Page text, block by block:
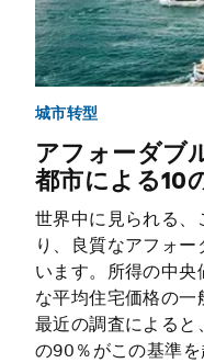
城市转型
アフォーダブ
都市による10
世界中に見られる、
り、良質なアフォ
います。所得の中
な平均住宅価格の一
最近の調査による
の90％がこの基準を